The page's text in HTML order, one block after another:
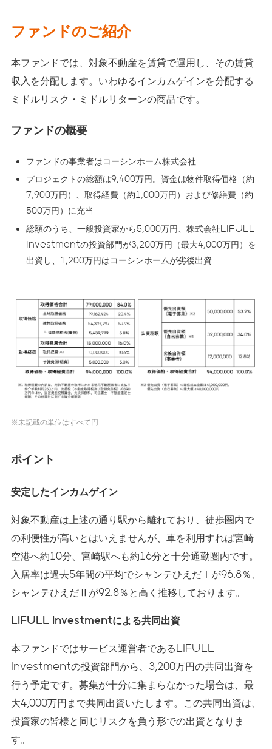
ファンドのご紹介
本ファンドでは、対象不動産を賃貸で運用し、その賃貸
収入を分配します。いわゆるインカムゲインを分配する
ミドルリスク・ミドルリターンの商品です。
ファンドの概要
ファンドの事業者はコーシンホーム株式会社
プロジェクトの総額は9,400万円。資金は物件取得価格（約
7,900万円）、取得経費（約1,000万円）および修繕費（約
500万円）に充当
総額のうち、一般投資家から5,000万円、株式会社LIFULL
Investmentの投資部門が3,200万円（最大4,000万円）を
出資し、1,200万円はコーシンホームが劣後出資
※未記載の単位はすべて円
ポイント
安定したインカムゲイン
対象不動産は上述の通り駅から離れており、徒歩圏内で
の利便性が高いとはいえませんが、車を利用すれば宮崎
空港へ約10分、宮崎駅へも約16分と十分通勤圏内です。
入居率は過去5年間の平均でシャンテひえだⅠが96.8％、
シャンテひえだⅡが92.8％と高く推移しております。
LIFULL Investmentによる共同出資
本ファンドではサービス運営者であるLIFULL
Investmentの投資部門から、3,200万円の共同出資を
行う予定です。募集が十分に集まらなかった場合は、最
大4,000万円まで共同出資いたします。この共同出資は、
投資家の皆様と同じリスクを負う形での出資となりま
す。